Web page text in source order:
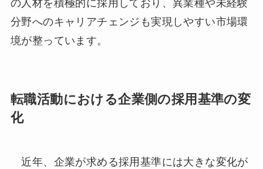
の人材を積極的に採用しており、異業種や未経験
分野へのキャリアチェンジも実現しやすい市場環
境が整っています。
転職活動における企業側の採用基準の変
化
近年、企業が求める採用基準には大きな変化が